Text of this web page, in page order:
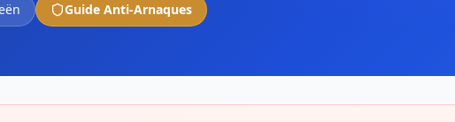
Guide Anti-Arnaques